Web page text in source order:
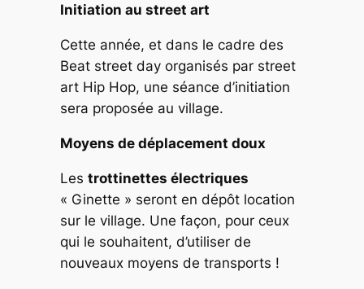
Initiation au street art
Cette année, et dans le cadre des
Beat street day organisés par street
art Hip Hop, une séance d’initiation
sera proposée au village.
Moyens de déplacement doux
Les trottinettes électriques
« Ginette » seront en dépôt location
sur le village. Une façon, pour ceux
qui le souhaitent, d’utiliser de
nouveaux moyens de transports !